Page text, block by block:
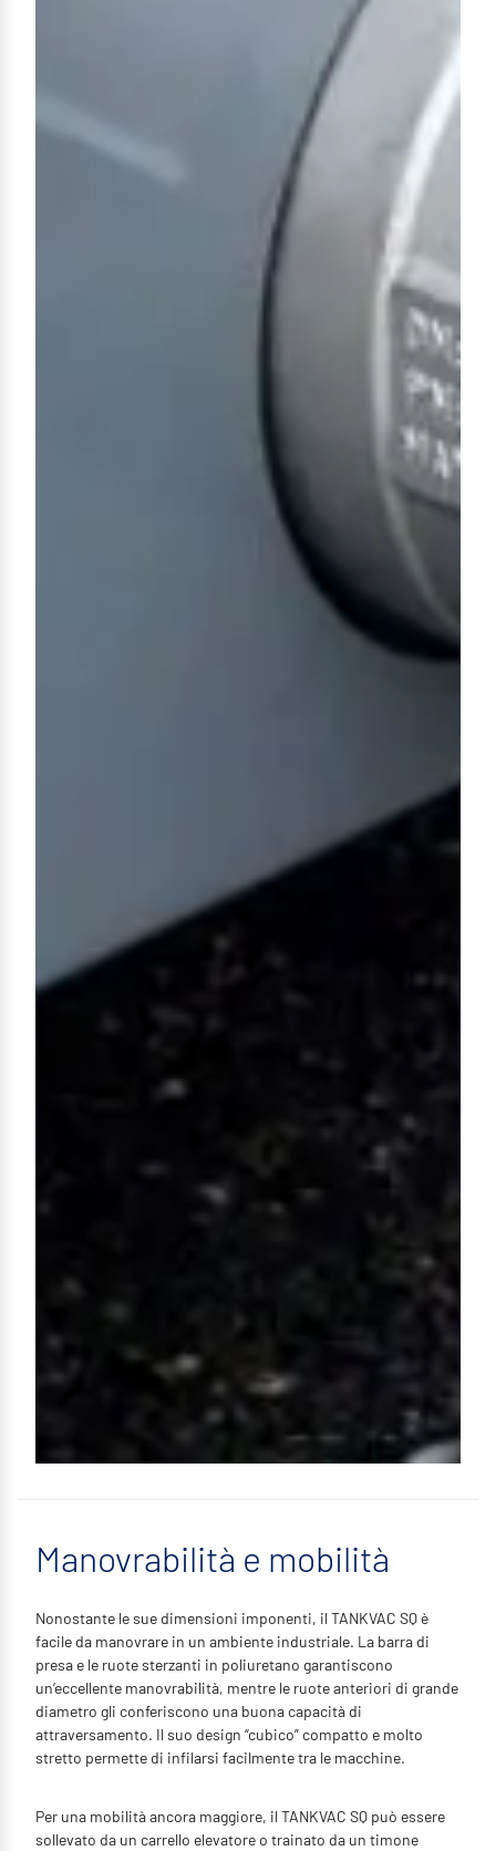
Manovrabilità e mobilità
Nonostante le sue dimensioni imponenti, il TANKVAC SQ è
facile da manovrare in un ambiente industriale. La barra di
presa e le ruote sterzanti in poliuretano garantiscono
un’eccellente manovrabilità, mentre le ruote anteriori di grande
diametro gli conferiscono una buona capacità di
attraversamento. Il suo design “cubico” compatto e molto
stretto permette di infilarsi facilmente tra le macchine.
Per una mobilità ancora maggiore, il TANKVAC SQ può essere
sollevato da un carrello elevatore o trainato da un timone